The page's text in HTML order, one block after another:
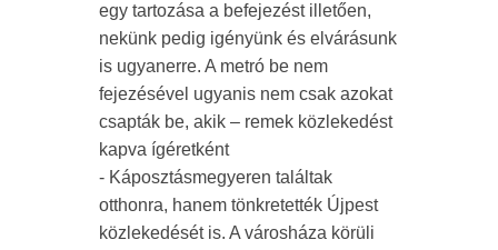
egy tartozása a befejezést illetően,
nekünk pedig igényünk és elvárásunk
is ugyanerre. A metró be nem
fejezésével ugyanis nem csak azokat
csapták be, akik – remek közlekedést
kapva ígéretként
- Káposztásmegyeren találtak
otthonra, hanem tönkretették Újpest
közlekedését is. A városháza körüli